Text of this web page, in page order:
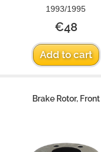
1993/1995
€48
Add to cart
Brake Rotor, Front